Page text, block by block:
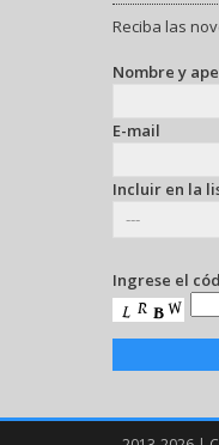
Reciba las
Nombre y
E-mail
Incluir en la
Ingrese el